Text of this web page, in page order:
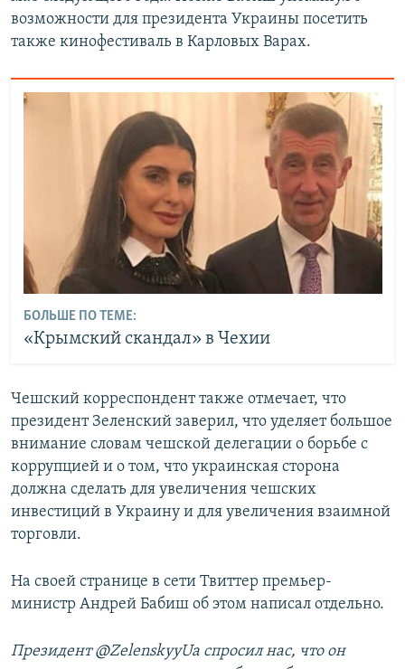
возможности для президента Украины посетить
также кинофестиваль в Карловых Варах.
БОЛЬШЕ ПО ТЕМЕ:
«Крымский скандал» в Чехии
Чешский корреспондент также отмечает, что
президент Зеленский заверил, что уделяет большое
внимание словам чешской делегации о борьбе с
коррупцией и о том, что украинская сторона
должна сделать для увеличения чешских
инвестиций в Украину и для увеличения взаимной
торговли.
На своей странице в сети Твиттер премьер-
министр Андрей Бабиш об этом написал отдельно.
Президент @ZelenskyyUa спросил нас, что он